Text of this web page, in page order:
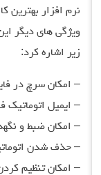
نرم افزار بهترین
ویژگی های دیگر
زیر اشاره کرد:
– امکان سرچ در
– ایمیل
– امکان ضبط و
– حذف شدن
– امکان تنظیم